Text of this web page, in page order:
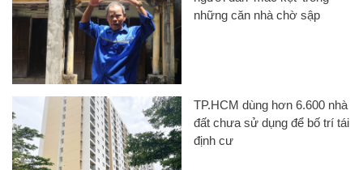
những căn nhà chờ sập
TP.HCM dùng hơn 6.600 nhà
đất chưa sử dụng để bố trí tái
định cư